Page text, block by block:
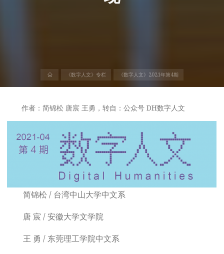
《数字人文》专栏 《数字人文》2021年第4期
作者：简锦松 唐宸 王勇，转自：公众号 DH数字人文
简锦松 / 台湾中山大学中文系
唐 宸 / 安徽大学文学院
王 勇 / 东莞理工学院中文系